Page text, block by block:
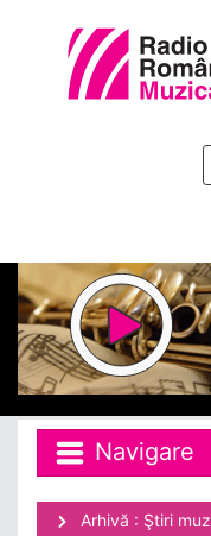
Navigare
Arhivă : Ştiri